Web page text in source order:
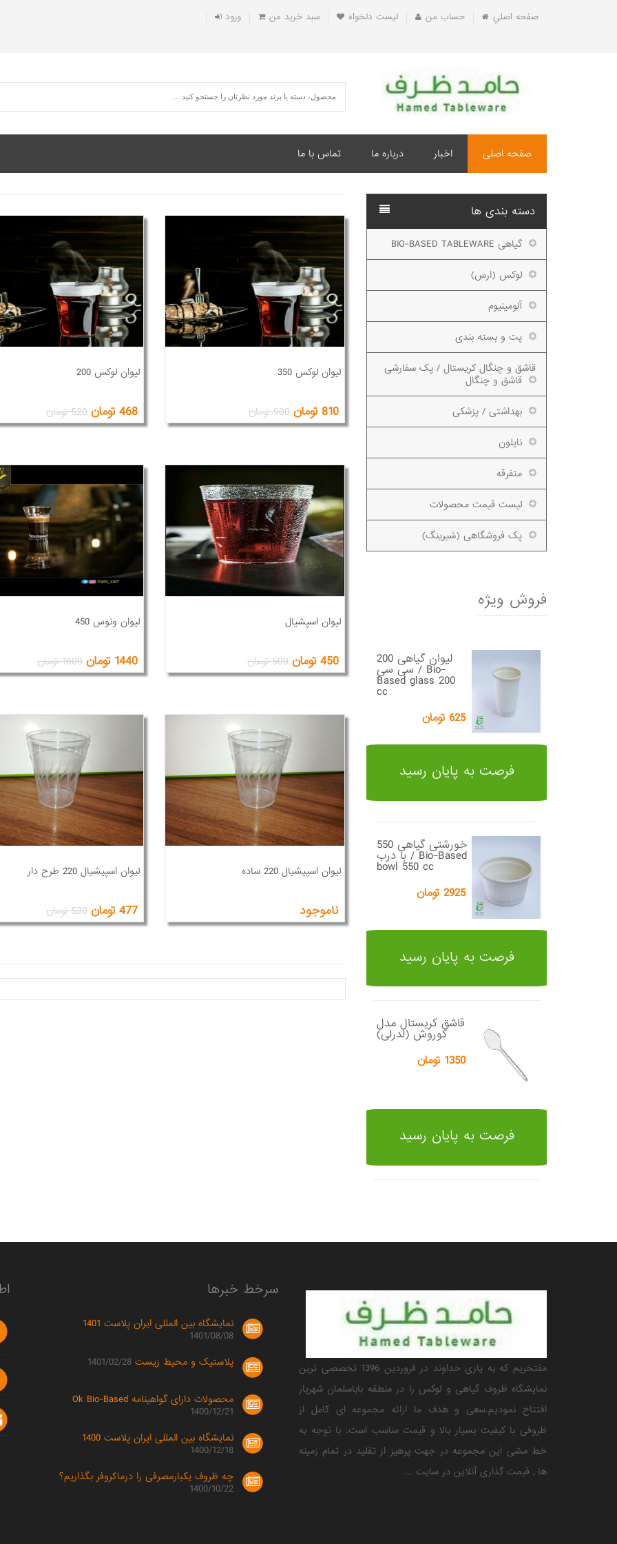
صفحه اصلي حساب من ليست دلخواه سبد خريد من ورود
صفحه اصلی اخبار درباره ما تماس با ما
دسته بندی ها
گیاهی BIO-BASED TABLEWARE
لوکس (ارس)
آلومینیوم
پت و بسته بندی
قاشق و چنگال کریستال / پک سفارشی
قاشق و چنگال
بهداشتی / پزشکی
نایلون
متفرقه
لیست قیمت محصولات
پک فروشگاهی (شیرینگ)
فروش ویژه
لیوان گیاهی 200
سی سی / Bio-
Based glass 200
cc
625 تومان
فرصت به پایان رسید
خورشتی گیاهی 550
با درب / Bio-Based
bowl 550 cc
2925 تومان
فرصت به پایان رسید
قاشق کریستال مدل
کوروش (لدرلی)
1350 تومان
فرصت به پایان رسید
لیوان لوکس 200
468 تومان 520 تومان
لیوان لوکس 350
810 تومان 900 تومان
لیوان ونوس 450
1440 تومان 1600 تومان
لیوان اسپشیال
450 تومان 500 تومان
لیوان اسپیشیال 220 طرح دار
477 تومان 530 تومان
لیوان اسپیشیال 220 ساده
ناموجود
مفتخریم که به یاری خداوند در فروردین 1396 تخصصی ترین
نمایشگاه ظروف گیاهی و لوکس را در منطقه باباسلمان شهریار
افتتاح نمودیم.سعی و هدف ما ارائه مجموعه ای کامل از
ظروفی با کیفیت بسیار بالا و قیمت مناسب است. با توجه به
خط مشی این مجموعه در جهت پرهیز از تقلید در تمام زمینه
ها , قیمت گذاری آنلاین در سایت ...
سرخط خبرها
نمایشگاه بین المللی ایران پلاست 1401
1401/08/08
پلاستیک و محیط زیست 1401/02/28
محصولات دارای گواهینامه Ok Bio-Based
1400/12/21
نمایشگاه بین المللی ایران پلاست 1400
1400/12/18
چه ظروف یکبارمصرفی را درماکروفر بگذاریم؟
1400/10/22